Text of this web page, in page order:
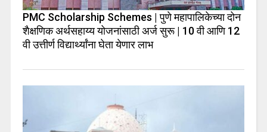
PMC Scholarship Schemes | पुणे महापालिकेच्या दोन
शैक्षणिक अर्थसहाय्य योजनांसाठी अर्ज सुरू | 10 वी आणि 12
वी उत्तीर्ण विद्यार्थ्यांना घेता येणार लाभ